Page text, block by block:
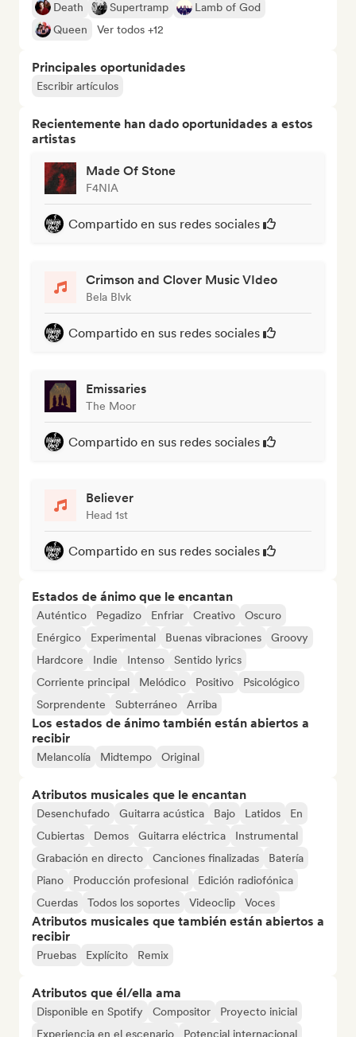
Death
Supertramp
Lamb of God
Queen
Ver todos +12
Principales oportunidades
Escribir artículos
Recientemente han dado oportunidades a estos
artistas
Made Of Stone
F4NIA
Compartido en sus redes sociales
Crimson and Clover Music VIdeo
Bela Blvk
Compartido en sus redes sociales
Emissaries
The Moor
Compartido en sus redes sociales
Believer
Head 1st
Compartido en sus redes sociales
Estados de ánimo que le encantan
Auténtico Pegadizo Enfriar Creativo
Oscuro
Enérgico
Experimental Buenas vibraciones
Groovy
Hardcore
Indie Intenso
Sentido lyrics
Corriente principal
Melódico Positivo
Psicológico
Sorprendente
Subterráneo Arriba
Los estados de ánimo también están abiertos a
recibir
Melancolía Midtempo Original
Atributos musicales que le encantan
Desenchufado Guitarra acústica Bajo Latidos
En
Cubiertas
Demos Guitarra eléctrica
Instrumental
Grabación en directo
Canciones finalizadas
Batería
Piano
Producción profesional
Edición radiofónica
Cuerdas
Todos los soportes Videoclip Voces
Atributos musicales que también están abiertos a
recibir
Pruebas Explícito Remix
Atributos que él/ella ama
Disponible en Spotify Compositor
Proyecto inicial
Experiencia en el escenario
Potencial internacional